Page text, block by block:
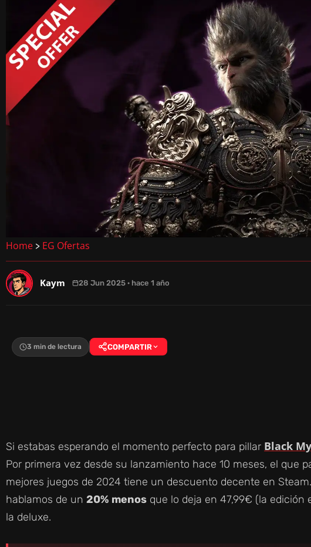
Home > EG Ofertas
Kaym 28 Jun 2025 · hace 1 año
3 min de lectura COMPARTIR
Si estabas esperando el momento perfecto para pillar Black
Por primera vez desde su lanzamiento hace 10 meses, el que
mejores juegos de 2024 tiene un descuento decente en
hablamos de un 20% menos que lo deja en 47,99€ (la edición
la deluxe.